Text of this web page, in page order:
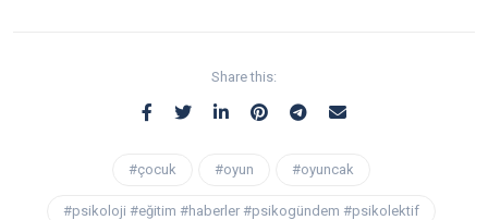
Share this:
#çocuk #oyun #oyuncak
#psikoloji #eğitim #haberler #psikogündem #psikolektif